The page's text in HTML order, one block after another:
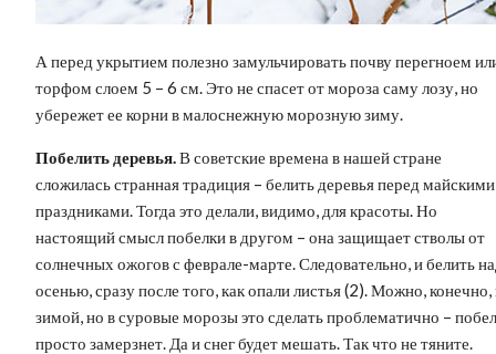
А перед укрытием полезно замульчировать почву перегноем
торфом слоем 5 – 6 см. Это не спасет от мороза саму лозу, но
убережет ее корни в малоснежную морозную зиму.
Побелить деревья. В советские времена в нашей стране
сложилась странная традиция – белить деревья перед майскими
праздниками. Тогда это делали, видимо, для красоты. Но
настоящий смысл побелки в другом – она защищает стволы от
солнечных ожогов с феврале-марте. Следовательно, и белить
осенью, сразу после того, как опали листья (2). Можно, конечно,
зимой, но в суровые морозы это сделать проблематично –
просто замерзнет. Да и снег будет мешать. Так что не тяните.